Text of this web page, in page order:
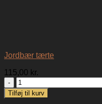
Jordbær tærte
115,00 kr.
Jordbær
tærte
antal
Tilføj til kurv